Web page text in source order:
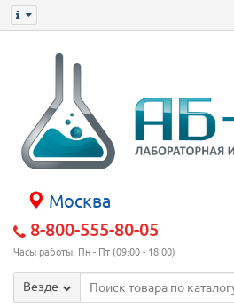
Москва
8-800-555-80-05
Часы работы: Пн - Пт (09:00 - 18:00)
Везде